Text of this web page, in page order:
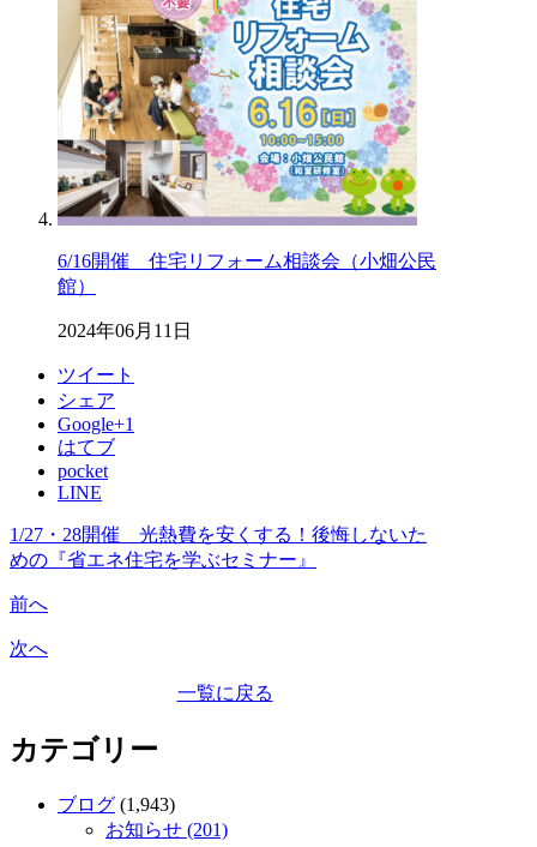
6/16開催 住宅リフォーム相談会（小畑公民
館）
2024年06月11日
ツイート
シェア
Google+1
はてブ
pocket
LINE
1/27・28開催 光熱費を安くする！後悔しないた
めの『省エネ住宅を学ぶセミナー』
前へ
次へ
一覧に戻る
カテゴリー
ブログ (1,943)
お知らせ (201)